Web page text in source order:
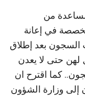
من
في إعانة
السجون بعد إطلاق
حتى لا يعدن
كما اقترح ان
وزارة الشؤون